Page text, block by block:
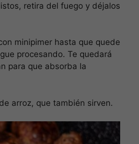
retira del fuego y déjalos
minipimer hasta que quede
procesando. Te quedará
para que absorba la
arroz, que también sirven.